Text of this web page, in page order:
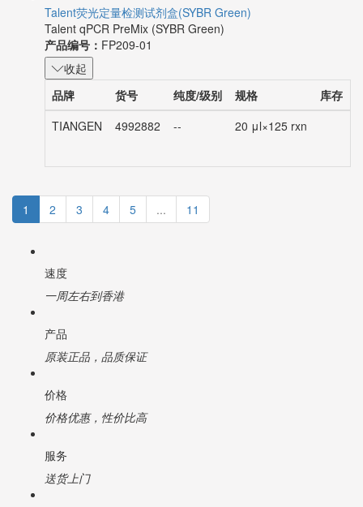
Talent荧光定量检测试剂盒(SYBR Green)
Talent qPCR PreMix (SYBR Green)
产品编号： FP209-01
收起
品牌
货号 纯度/级别 规格 库存
TIANGEN
4992882 -- 20 μl×125 rxn
1 2 3 4 5 ... 11
速度
一周左右到香港
产品
原装正品，品质保证
价格
价格优惠，性价比高
服务
送货上门